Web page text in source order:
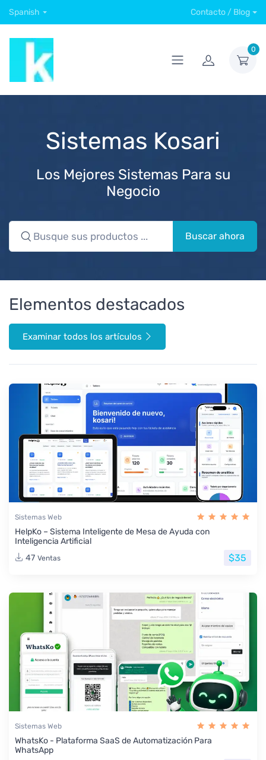
Spanish Contacto / Blog
0
Sistemas Kosari
Los Mejores Sistemas Para su
Negocio
Buscar ahora
Elementos destacados
Examinar todos los artículos
Sistemas Web
HelpKo – Sistema Inteligente de Mesa de Ayuda con
Inteligencia Artificial
47 Ventas $35
Sistemas Web
WhatsKo - Plataforma SaaS de Automatización Para
WhatsApp